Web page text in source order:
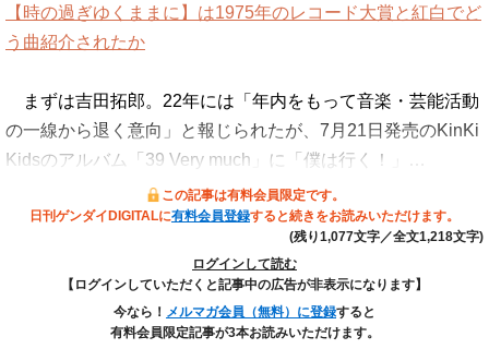
【時の過ぎゆくままに】は1975年のレコード大賞と紅白でど
う曲紹介されたか
まずは吉田拓郎。22年には「年内をもって音楽・芸能活動
の一線から退く意向」と報じられたが、7月21日発売のKinKi
Kidsのアルバム「39 Very much」に「僕は行く！」…
この記事は有料会員限定です。
日刊ゲンダイDIGITALに有料会員登録すると続きをお読みいただけます。
(残り1,077文字／全文1,218文字)
ログインして読む
【ログインしていただくと記事中の広告が非表示になります】
今なら！ メルマガ会員（無料）に登録すると
有料会員限定記事が3本お読みいただけます。